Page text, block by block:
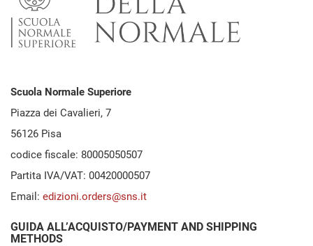
Scuola Normale Superiore
Piazza dei Cavalieri, 7
56126 Pisa
codice fiscale: 80005050507
Partita IVA/VAT: 00420000507
Email: edizioni.orders@sns.it
GUIDA ALL’ACQUISTO/PAYMENT AND SHIPPING
METHODS